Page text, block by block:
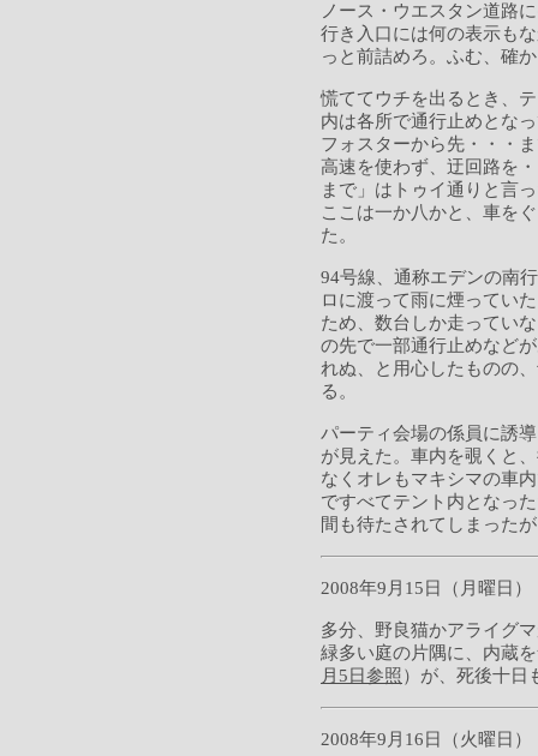
ノース・ウエスタン道路
行き入口には何の表示も
っと前詰めろ。ふむ、確
慌ててウチを出るとき、
内は各所で通行止めとな
フォスターから先・・・
高速を使わず、迂回路を
まで」はトゥイ通りと言
ここは一か八かと、車を
た。
94号線、通称エデンの南
ロに渡って雨に煙ってい
ため、数台しか走ってい
の先で一部通行止めなど
れぬ、と用心したものの
る。
パーティ会場の係員に誘
が見えた。車内を覗くと
なくオレもマキシマの車
ですべてテント内となっ
間も待たされてしまった
2008年9月15日（月曜日）
多分、野良猫かアライグ
緑多い庭の片隅に、内蔵
月5日参照）が、死後十日
2008年9月16日（火曜日）